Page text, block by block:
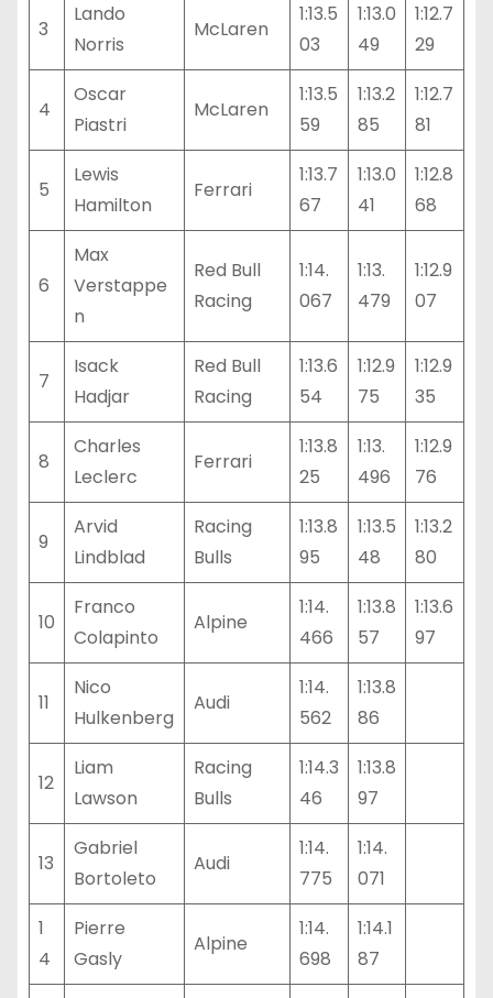
3
Lando
Norris
McLaren
1:13.5
03
1:13.0
49
1:12.7
29
4
Oscar
Piastri
McLaren
1:13.5
59
1:13.2
85
1:12.7
81
5
Lewis
Hamilton
Ferrari
1:13.7
67
1:13.0
41
1:12.8
68
6
Max
Verstappe
n
Red Bull
Racing
1:14.
067
1:13.
479
1:12.9
07
7
Isack
Hadjar
Red Bull
Racing
1:13.6
54
1:12.9
75
1:12.9
35
8
Charles
Leclerc
Ferrari
1:13.8
25
1:13.
496
1:12.9
76
9
Arvid
Lindblad
Racing
Bulls
1:13.8
95
1:13.5
48
1:13.2
80
10
Franco
Colapinto
Alpine
1:14.
466
1:13.8
57
1:13.6
97
11
Nico
Hulkenberg
Audi
1:14.
562
1:13.8
86
12
Liam
Lawson
Racing
Bulls
1:14.3
46
1:13.8
97
13
Gabriel
Bortoleto
Audi
1:14.
775
1:14.
071
1
4
Pierre
Gasly
Alpine
1:14.
698
1:14.1
87